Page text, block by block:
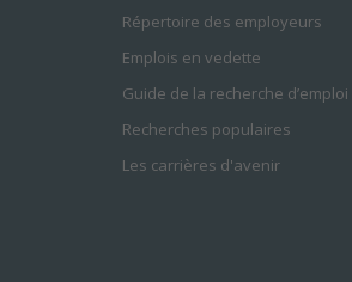
Répertoire des employeurs
Emplois en vedette
Guide de la recherche d’emploi
Recherches populaires
Les carrières d'avenir